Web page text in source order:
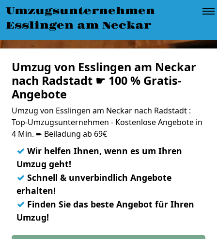
Umzugsunternehmen
Esslingen am Neckar
Umzug von Esslingen am Neckar
nach Radstadt ☛ 100 % Gratis-
Angebote
Umzug von Esslingen am Neckar nach Radstadt :
Top-Umzugsunternehmen - Kostenlose Angebote in
4 Min. ➨ Beiladung ab 69€
✓ Wir helfen Ihnen, wenn es um Ihren
Umzug geht!
✓ Schnell & unverbindlich Angebote
erhalten!
✓ Finden Sie das beste Angebot für Ihren
Umzug!